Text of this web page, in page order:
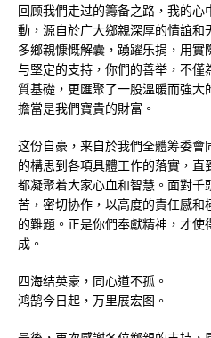
回顾我們走过的籌备之路，我的
動，源自於广大鄉親深厚的情誼
多鄉親慷慨解囊，踴躍乐捐，用
与堅定的支持，你們的善举，不
質基礎，更匯聚了一股溫暖而強
擔當是我們寶貴的財富。
这份自豪，来自於我們全體筹委
的構思到各項具體工作的落實，
都凝聚着大家心血和智慧。面對
苦，密切协作，以高度的責任感
的難題。正是你們奉獻精神，才
成。
四海结英豪，同心道不孤。
鸿鹄今日起，万里展宏图。